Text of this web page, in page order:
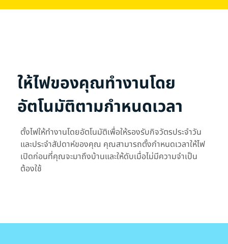
ให้ไฟของคุณทำงานโดย
อัตโนมัติตามกำหนดเวลา
ตั้งไฟให้ทำงานโดยอัตโนมัติเพื่อให้รองรับกิจวัตรประจำวัน
และประจำสัปดาห์ของคุณ คุณสามารถตั้งกำหนดเวลาให้ไฟ
เปิดก่อนที่คุณจะมาถึงบ้านและให้ดับเมื่อไม่มีความจำเป็น
ต้องใช้